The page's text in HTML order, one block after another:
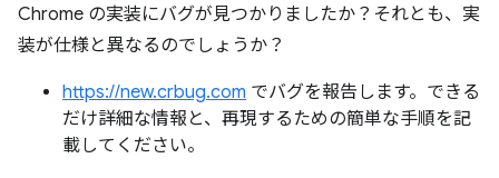
Chrome の実装にバグが見つかりましたか？それとも、実
装が仕様と異なるのでしょうか？
https://new.crbug.com でバグを報告します。できる
だけ詳細な情報と、再現するための簡単な手順を記
載してください。